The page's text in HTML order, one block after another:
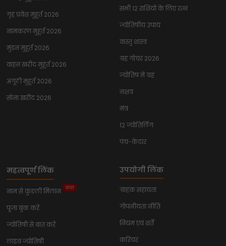
गृह प्रवेश मुहूर्त 2026
नामकरण मुहूर्त 2026
मुंडन मुहूर्त 2026
वाहन खरीद मुहूर्त 2026
अंगूठी मुहूर्त 2026
सोना खरीद 2026
सभी 12 राशियों के लिए रत्न
ज्योतिषीय उपाय
वास्तु शास्त्र
ग्रह गोचर 2026
ज्योतिष में ग्रह
नक्षत्र
मंत्र
12 ज्योतिर्लिंग
पंच-केदार
महत्वपूर्ण लिंक
नाम से कुंडली मिलान नया
पूजा बुक करें
ज्योतिषी से बात करें
लाइव ज्योतिषी
उपयोगी लिंक
ग्राहक सहायता
गोपनीयता नीति
नियम एवं शर्तें
करियर